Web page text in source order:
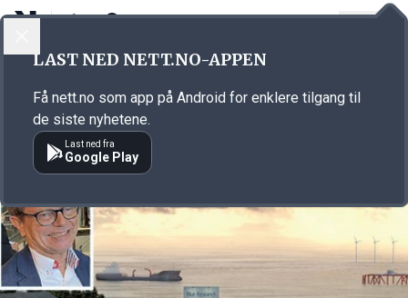
Annonsørinnhold
LAST NED NETT.NO-APPEN
Få nett.no som app på Android for enklere tilgang til
de siste nyhetene.
Last ned fra
Google Play